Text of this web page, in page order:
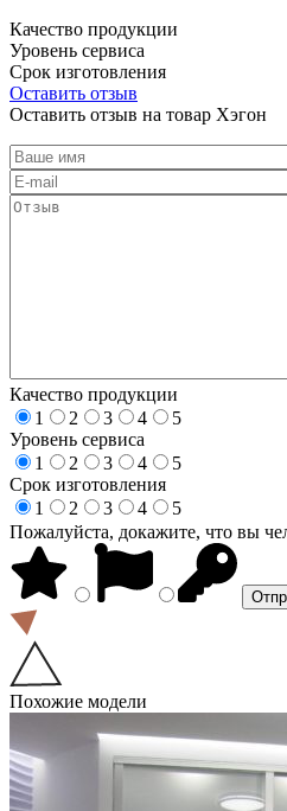
Качество продукции
Уровень сервиса
Срок изготовления
Оставить отзыв
Оставить отзыв на товар Хэгон
Качество продукции
1
2 3 4
5
Уровень сервиса
1
2 3 4
5
Срок изготовления
1
2 3 4
5
Пожалуйста, докажите, что вы
Похожие модели